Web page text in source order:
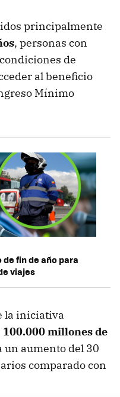
principalmente
, personas con
de
al beneficio
Mínimo
fin de año para
viajes
la iniciativa
100.000 millones de
un aumento del 30
comparado con